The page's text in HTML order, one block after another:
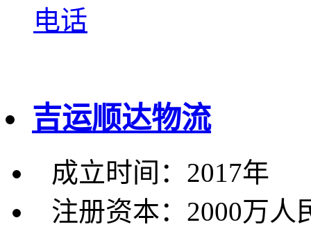
电话
吉运顺达物流
成立时间：2017年
注册资本：2000万人